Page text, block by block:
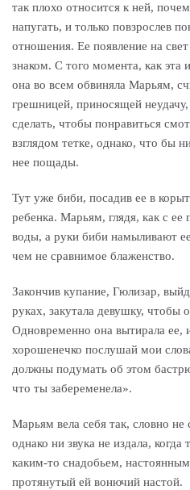
так плохо относится к ней,
напугать, и только повзрослев
отношения. Ее появление на
знаком. С того момента, как эта
она во всем обвиняла Марьям,
грешницей, приносящей
сделать, чтобы понравиться
взглядом тетке, однако, что бы
нее пощады.
Тут уже биби, посадив ее в
ребенка. Марьям, глядя, как с ее
воды, а руки биби намыливают
чем не сравнимое блаженство.
Закончив купание, Гюлизар,
руках, закутала девушку, чтобы
Одновременно она вытирала ее,
хорошенечко послушай мои
должны подумать об этом
что ты забеременела».
Марьям вела себя так, словно
однако ни звука не издала,
каким-то снадобьем,
протянутый ей вонючий настой.